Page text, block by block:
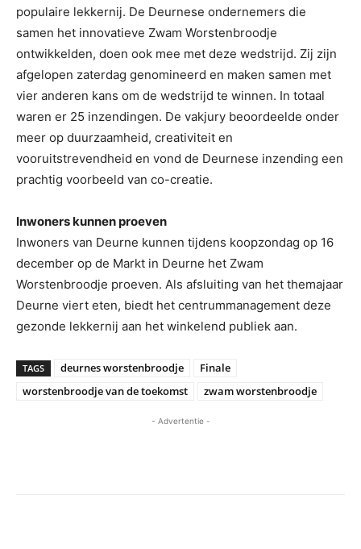
populaire lekkernij. De Deurnese ondernemers die
samen het innovatieve Zwam Worstenbroodje
ontwikkelden, doen ook mee met deze wedstrijd. Zij zijn
afgelopen zaterdag genomineerd en maken samen met
vier anderen kans om de wedstrijd te winnen. In totaal
waren er 25 inzendingen. De vakjury beoordeelde onder
meer op duurzaamheid, creativiteit en
vooruitstrevendheid en vond de Deurnese inzending een
prachtig voorbeeld van co-creatie.
Inwoners kunnen proeven
Inwoners van Deurne kunnen tijdens koopzondag op 16
december op de Markt in Deurne het Zwam
Worstenbroodje proeven. Als afsluiting van het themajaar
Deurne viert eten, biedt het centrummanagement deze
gezonde lekkernij aan het winkelend publiek aan.
TAGS deurnes worstenbroodje
Finale
worstenbroodje van de toekomst
zwam worstenbroodje
- Advertentie -